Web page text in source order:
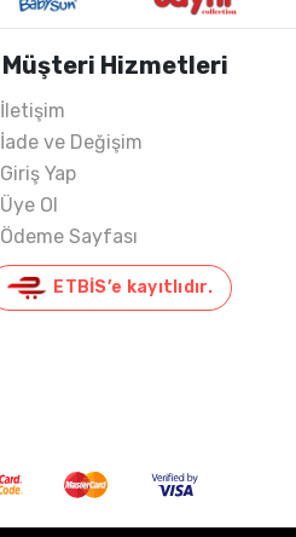
Müşteri Hizmetleri
İletişim
İade ve Değişim
Giriş Yap
Üye Ol
Ödeme Sayfası
ETBİS’e kayıtlıdır.